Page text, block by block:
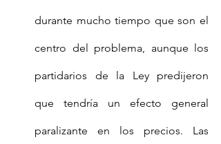
durante mucho tiempo que son el
centro del problema, aunque los
partidarios de la Ley predijeron
que tendría un efecto general
paralizante en los precios. Las